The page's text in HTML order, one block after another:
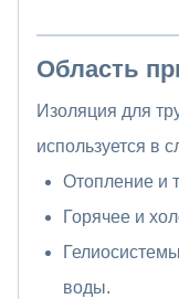
Область
Изоляция для
используется в
Отопление и
Горячее и
воды.